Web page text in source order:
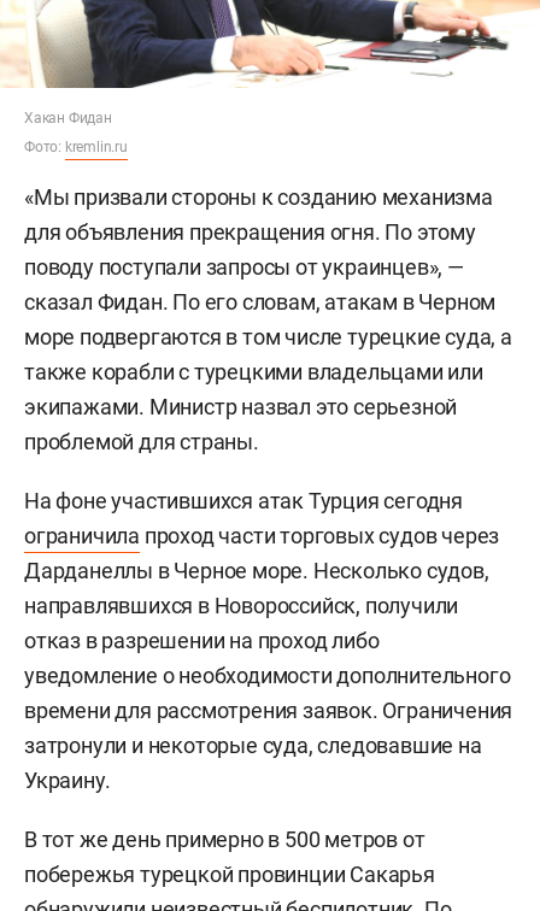
Хакан Фидан
Фото: kremlin.ru
«Мы призвали стороны к созданию механизма
для объявления прекращения огня. По этому
поводу поступали запросы от украинцев», —
сказал Фидан. По его словам, атакам в Черном
море подвергаются в том числе турецкие суда, а
также корабли с турецкими владельцами или
экипажами. Министр назвал это серьезной
проблемой для страны.
На фоне участившихся атак Турция сегодня
ограничила проход части торговых судов через
Дарданеллы в Черное море. Несколько судов,
направлявшихся в Новороссийск, получили
отказ в разрешении на проход либо
уведомление о необходимости дополнительного
времени для рассмотрения заявок. Ограничения
затронули и некоторые суда, следовавшие на
Украину.
В тот же день примерно в 500 метров от
побережья турецкой провинции Сакарья